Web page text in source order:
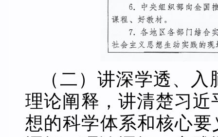
（二）讲深学透、
理论阐释，讲清楚习
想的科学体系和核心